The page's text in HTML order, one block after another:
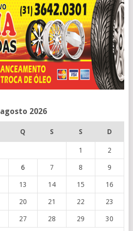
agosto 2026
Q S S D
1 2
6 7 8 9
13 14 15 16
20 21 22 23
27 28 29 30